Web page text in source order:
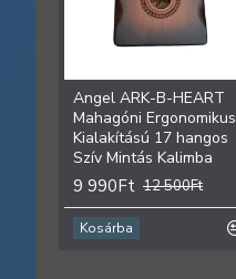
Angel ARK-B-HEART
Mahagóni Ergonomikus
Kialakítású 17 hangos
Szív Mintás Kalimba
9 990Ft 12 500Ft
Kosárba